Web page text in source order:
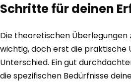
Schritte für deinen
Die theoretischen Überlegungen
wichtig, doch erst die praktische
Unterschied. Ein gut
die spezifischen Bedürfnisse